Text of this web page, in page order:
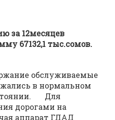
за 12месяцев
67132,1 тыс.сомов.
обслуживаемые
в нормальном
Для
дорогами на
аппарат ГДАД